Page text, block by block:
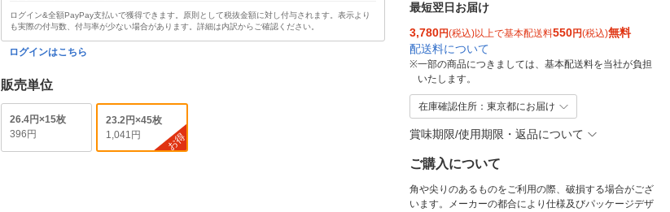
ログイン&全額PayPay支払いで獲得できます。原則として税抜金額に対し付与されます。表示より
も実際の付与数、付与率が少ない場合があります。詳細は内訳からご確認ください。
ログインはこちら
販売単位
26.4円×15枚
396円
23.2円×45枚
1,041円
お得
最短翌日お届け
3,780円(税込)以上で基本配送料550円(税込)無料
配送料について
※一部の商品につきましては、基本配送料を当社が負担
いたします。
在庫確認住所：東京都にお届け
賞味期限/使用期限・返品について
ご購入について
角や尖りのあるものをご利用の際、破損する場合がござ
います。メーカーの都合により仕様及びパッケージデザ